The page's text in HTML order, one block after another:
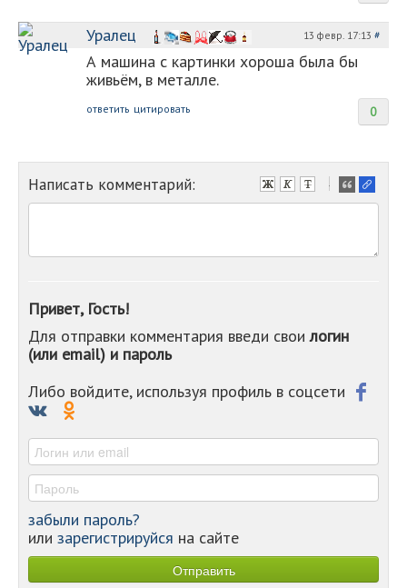
Уралец 13 февр. 17:13 #
А машина с картинки хороша была бы
живьём, в металле.
0
ответить цитировать
Написать комментарий:
-
-
-
-
-
Привет, Гость!
Для отправки комментария введи своилогин
(или email) и пароль
Либо войдите, используя профиль в соцсети
забыли пароль?
или зарегистрируйся на сайте